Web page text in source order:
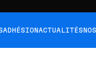
ADHÉSIONACTUALITÉS